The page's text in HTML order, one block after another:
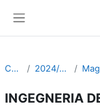
Corsi 2024/2025
INGEGNERIA